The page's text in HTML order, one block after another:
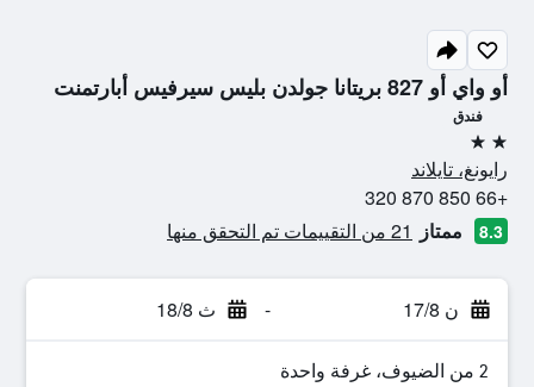
أو واي أو 827 بريتانا جولدن بليس سيرفيس أبارتمنت
فندق
2 نجمتين
رايونغ، تايلاند
+66 850 870 320
8.3 ممتاز 21 من التقييمات تم التحقق منها
ن 17/8 - ث 18/8
2 من الضيوف، غرفة واحدة